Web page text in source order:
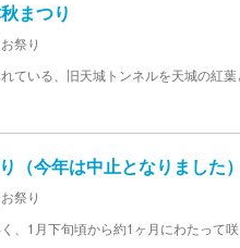
まつり
お祭り
（今年は中止となりました）
お祭り